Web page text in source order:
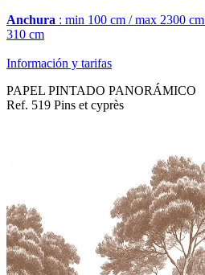
Anchura : min 100 cm / max 2300 cm
310 cm
Información y tarifas
PAPEL PINTADO PANORÁMICO
Ref. 519 Pins et cyprès